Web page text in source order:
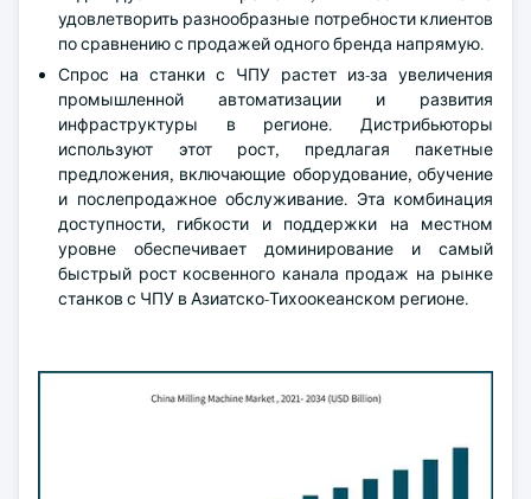
удовлетворить разнообразные потребности клиентов
по сравнению с продажей одного бренда напрямую.
Спрос на станки с ЧПУ растет из-за увеличения
промышленной автоматизации и развития
инфраструктуры в регионе. Дистрибьюторы
используют этот рост, предлагая пакетные
предложения, включающие оборудование, обучение
и послепродажное обслуживание. Эта комбинация
доступности, гибкости и поддержки на местном
уровне обеспечивает доминирование и самый
быстрый рост косвенного канала продаж на рынке
станков с ЧПУ в Азиатско-Тихоокеанском регионе.